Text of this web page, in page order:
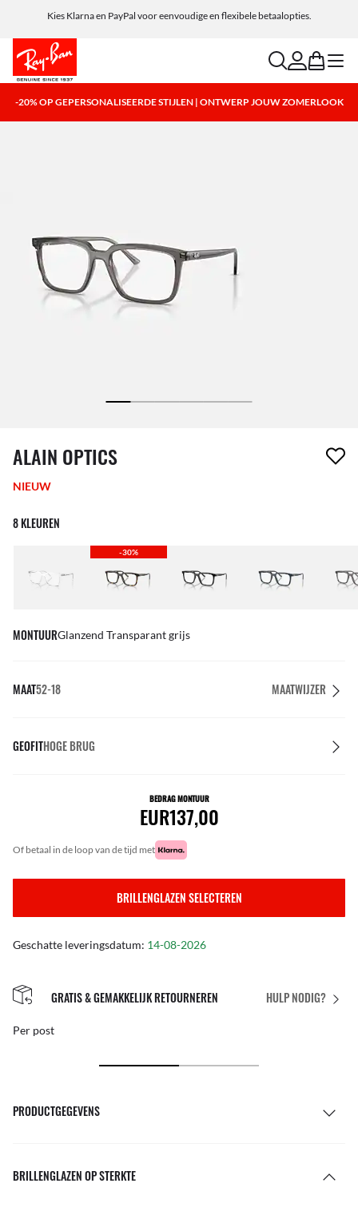
Kies Klarna en PayPal voor eenvoudige en flexibele betaalopties.
searchaccount
bag menu
-20% OP GEPERSONALISEERDE STIJLEN | ONTWERP JOUW ZOMERLOOK
1 item is uit je verlanglijst verwijderd
ALAIN OPTICS
NIEUW
8 KLEUREN
-30%
MONTUURGlanzend Transparant grijs
MAAT52-18 MAATWIJZER
GEOFITHOGE BRUG
BEDRAG MONTUUR
EUR137,00
of betaal in de loop van de tijd met
BRILLENGLAZEN SELECTEREN
Geschatte leveringsdatum: 14-08-2026
HULP NODIG?
GRATIS & GEMAKKELIJK RETOURNEREN
Per post
PRODUCTGEGEVENS
BRILLENGLAZEN OP STERKTE